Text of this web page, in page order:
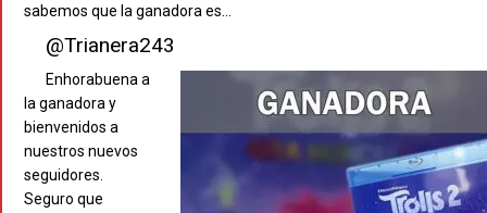
sabemos que la ganadora es…
@Trianera243
Enhorabuena a
la ganadora y
bienvenidos a
nuestros nuevos
seguidores.
Seguro que